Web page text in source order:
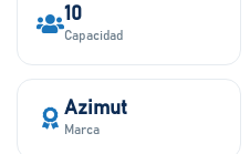
10
Capacidad
Azimut
Marca